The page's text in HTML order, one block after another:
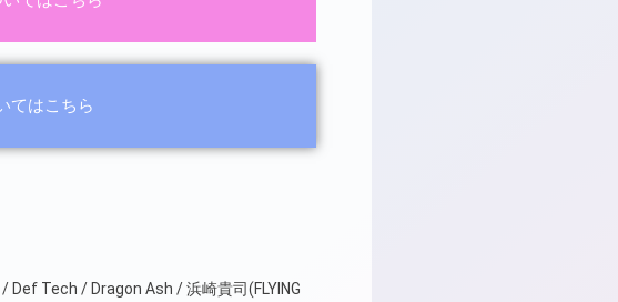
てはこちら
Def Tech / Dragon Ash / 浜崎貴司(FLYING